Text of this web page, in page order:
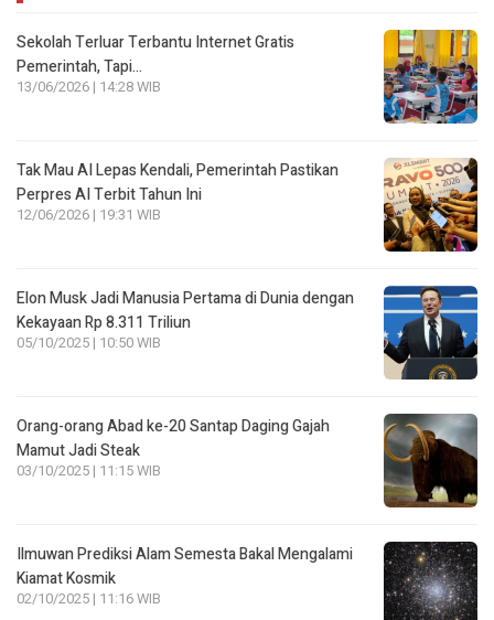
Sekolah Terluar Terbantu Internet Gratis
Pemerintah, Tapi…
13/06/2026 | 14:28 WIB
Tak Mau AI Lepas Kendali, Pemerintah Pastikan
Perpres AI Terbit Tahun Ini
12/06/2026 | 19:31 WIB
Elon Musk Jadi Manusia Pertama di Dunia dengan
Kekayaan Rp 8.311 Triliun
05/10/2025 | 10:50 WIB
Orang-orang Abad ke-20 Santap Daging Gajah
Mamut Jadi Steak
03/10/2025 | 11:15 WIB
Ilmuwan Prediksi Alam Semesta Bakal Mengalami
Kiamat Kosmik
02/10/2025 | 11:16 WIB